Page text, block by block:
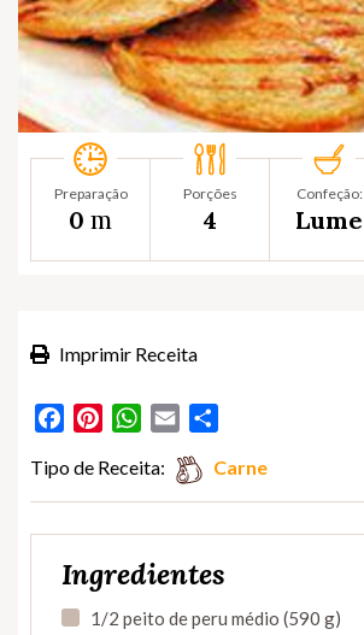
Preparação
0 m
Porções
4
Confeção:
Lume
Imprimir Receita
FacebookPinterestWhatsApp
Email
Tipo de Receita: Carne
Ingredientes
1/2 peito de peru médio (590 g)